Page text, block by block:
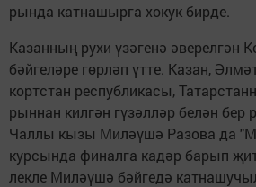
рын­да кат­на­шыр­га хо­кук бир­де.
Ка­зан­ның ру­хи үзә­ге­нә әве­рел­гән
бәй­ге­лә­ре гөр­ләп үт­те. Ка­зан,
корт­стан рес­пуб­ли­ка­сы,
рын­нан кил­гән гү­зәл­ләр бе­лән бер
Чал­лы кы­зы Ми­лә­ү­шә Ра­зо­ва да
кур­сын­да фи­нал­га ка­дәр ба­рып
лек­ле Ми­лә­ү­шә бәй­ге­дә